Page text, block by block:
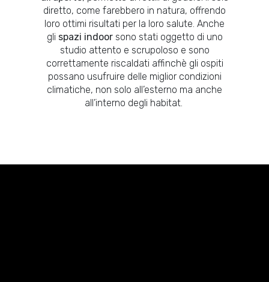
diretto, come farebbero in natura, offrendo
loro ottimi risultati per la loro salute. Anche
gli spazi indoorsono stati oggetto di uno
studio attento e scrupoloso e sono
correttamente riscaldati affinchè gli ospiti
possano usufruire delle miglior condizioni
climatiche, non solo all’esterno ma anche
all’interno degli habitat.